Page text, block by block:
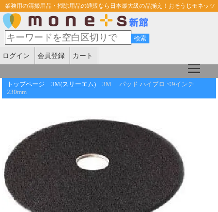
業務用の清掃用品・掃除用品の通販なら日本最大級の品揃え！おそうじモネッツ
ログイン 会員登録 カート
トップページ 3M(スリーエム)
3M パッド ハイプロ :09インチ
230mm